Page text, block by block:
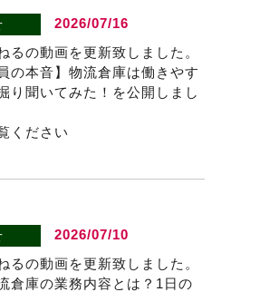
2026/07/16
るの動画を更新致しました。
の本音】物流倉庫は働きやす
り聞いてみた！を公開しまし
ください
2026/07/10
るの動画を更新致しました。
倉庫の業務内容とは？1日の